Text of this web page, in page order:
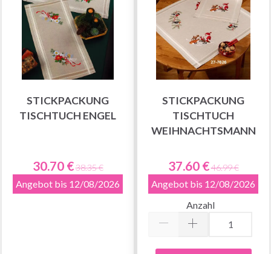
STICKPACKUNG
TISCHTUCH ENGEL
30.70 €38.35 €
Angebot bis 12/08/2026
STICKPACKUNG
TISCHTUCH
WEIHNACHTSMANN
37.60 €46.99 €
Angebot bis 12/08/2026
Anzahl